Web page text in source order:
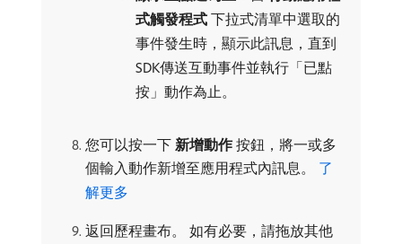
式觸發程式 ​下拉式清單中選取的
事件發生時，顯示此訊息，直到
SDK傳送互動事件並執行「已點
按」動作為止。
您可以按一下​ 新增動作​按鈕，將一或多
個輸入動作新增至應用程式內訊息。 了
解更多
返回歷程畫布。 如有必要，請拖放其他